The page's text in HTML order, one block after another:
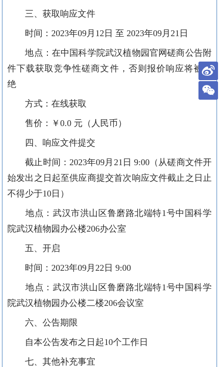
三、获取响应文件
时间： 2023年09月12日 至 2023年09月21日
地点：在中国科学院武汉植物园官网磋商公告附
件下载获取竞争性磋商文件，否则报价响应将被拒
绝
方式：在线获取
售价：￥ 0.0 元（人民币）
四、响应文件提交
截止时间： 2023年09月21日 9:00（从磋商文件开
始发出之日起至供应商提交首次响应文件截止之日止
不得少于10日）
地点： 武汉市洪山区鲁磨路北端特1号中国科学
院武汉植物园 办公楼206办公室
五、开启
时间： 2023年09月22日 9:00
地点： 武汉市洪山区鲁磨路北端特1号中国科学
院武汉植物园 办公楼二楼206会议室
六、公告期限
自本公告发布之日起10个工作日
七、其他补充事宜